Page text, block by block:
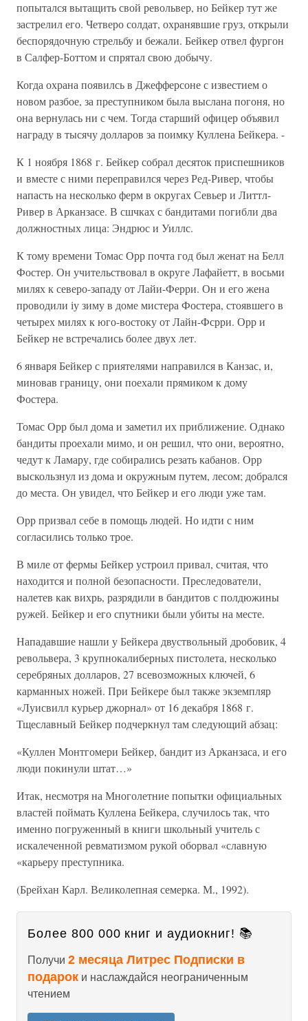
попытался вытащить свой револьвер, но Бейкер тут же
застрелил его. Четверо солдат, охранявшие груз, открыли
беспорядочную стрельбу и бежали. Бейкер отвел фургон
в Салфер-Боттом и спрятал свою добычу.
Когда охрана появилсь в Джефферсоне с известием о
новом разбое, за преступником была выслана погоня, но
она вернулась ни с чем. Тогда старший офицер объявил
награду в тысячу долларов за поимку Куллена Бейкера. -
К 1 ноября 1868 г. Бейкер собрал десяток приспешников
и вместе с ними переправился через Ред-Ривер, чтобы
напасть на несколько ферм в округах Севьер и Литтл-
Ривер в Арканзасе. В сшчках с бандитами погибли два
должностных лица: Эндрюс и Уиллс.
К тому времени Томас Орр почта год был женат на Белл
Фостер. Он учительствовал в округе Лафайетт, в восьми
милях к северо-западу от Лайи-Ферри. Он и его жена
проводили іу зиму в доме мистера Фостера, стоявшего в
четырех милях к юго-востоку от Лайн-Фсрри. Орр и
Бейкер не встречались более двух лет.
6 января Бейкер с приятелями направился в Канзас, и,
миновав границу, они поехали прямиком к дому
Фостера.
Томас Орр был дома и заметил их приближение. Однако
бандиты проехали мимо, и он решил, что они, вероятно,
чедут к Ламару, где собирались резать кабанов. Орр
выскользнул из дома и окружным путем, лесом; добрался
до места. Он увидел, что Бейкер и его люди уже там.
Орр призвал себе в помощь людей. Но идти с ним
согласились только трое.
В миле от фермы Бейкер устроил привал, считая, что
находится и полной безопасности. Преследователи,
налетев как вихрь, разрядили в бандитов с полдюжины
ружей. Бейкер и его спутники были убиты на месте.
Нападавшие нашли у Бейкера двуствольный дробовик, 4
револьвера, 3 крупнокалиберных пистолета, несколько
серебряных долларов, 27 всевозможных ключей, 6
карманных ножей. При Бейкере был также экземпляр
«Луисвилл курьер джорнал» от 16 декабря 1868 г.
Тщеславный Бейкер подчеркнул там следующий абзац:
«Куллен Монтгомери Бейкер, бандит из Арканзаса, и его
люди покинули штат…»
Итак, несмотря на Многолетние попытки официальных
властей поймать Куллена Бейкера, случилось так, что
именно погруженный в книги школьный учитель с
искалеченной ревматизмом рукой оборвал «славную
«карьеру преступника.
(Брейхан Карл. Великолепная семерка. М., 1992).
Более 800 000 книг и аудиокниг! 📚
Получи 2 месяца Литрес Подписки в
подарок и наслаждайся неограниченным
чтением